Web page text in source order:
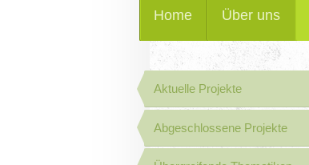
Home Über uns
Aktuelle Projekte
Abgeschlossene Projekte